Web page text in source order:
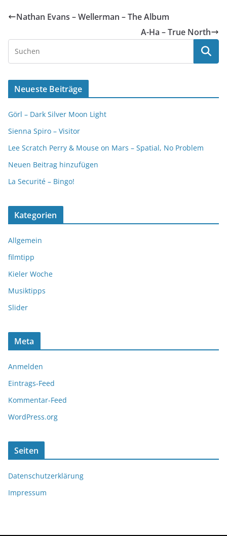
Nathan Evans – Wellerman – The Album
A-Ha – True North
Neueste Beiträge
Görl – Dark Silver Moon Light
Sienna Spiro – Visitor
Lee Scratch Perry & Mouse on Mars – Spatial, No Problem
Neuen Beitrag hinzufügen
La Securité – Bingo!
Kategorien
Allgemein
filmtipp
Kieler Woche
Musiktipps
Slider
Meta
Anmelden
Eintrags-Feed
Kommentar-Feed
WordPress.org
Seiten
Datenschutzerklärung
Impressum